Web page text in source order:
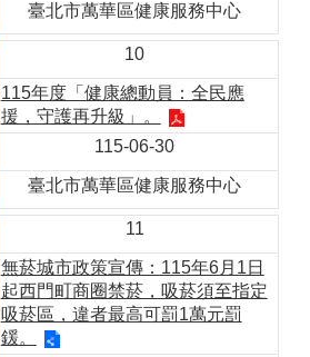
臺北市萬華區健康服務中心
10
115年度「健康總動員：全民應
援，守護再升級」。
115-06-30
臺北市萬華區健康服務中心
11
無菸城市政策宣傳：115年6月1日
起西門町商圈禁菸，吸菸須至指定
吸菸區，違者最高可罰1萬元罰
鍰。